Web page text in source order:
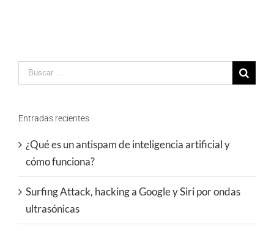
Search
for:
Entradas recientes
¿Qué es un antispam de inteligencia artificial y
cómo funciona?
Surfing Attack, hacking a Google y Siri por ondas
ultrasónicas